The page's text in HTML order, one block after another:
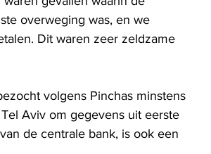
overweging was, en we
Dit waren zeer zeldzame
volgens Pinchas minstens
Aviv om gegevens uit eerste
de centrale bank, is ook een